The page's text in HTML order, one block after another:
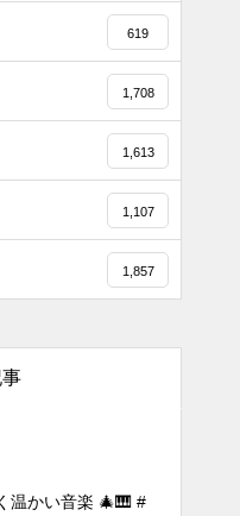
619
1,708
1,613
1,107
1,857
#shortsdaily #sh
#磁石 #white
心者 #ピアノレッ
黒歴史OP】ピアノ
」弾いてみた
【The Dark History
ーズ THE BLUE H
温かい音楽 🎄🎹 #